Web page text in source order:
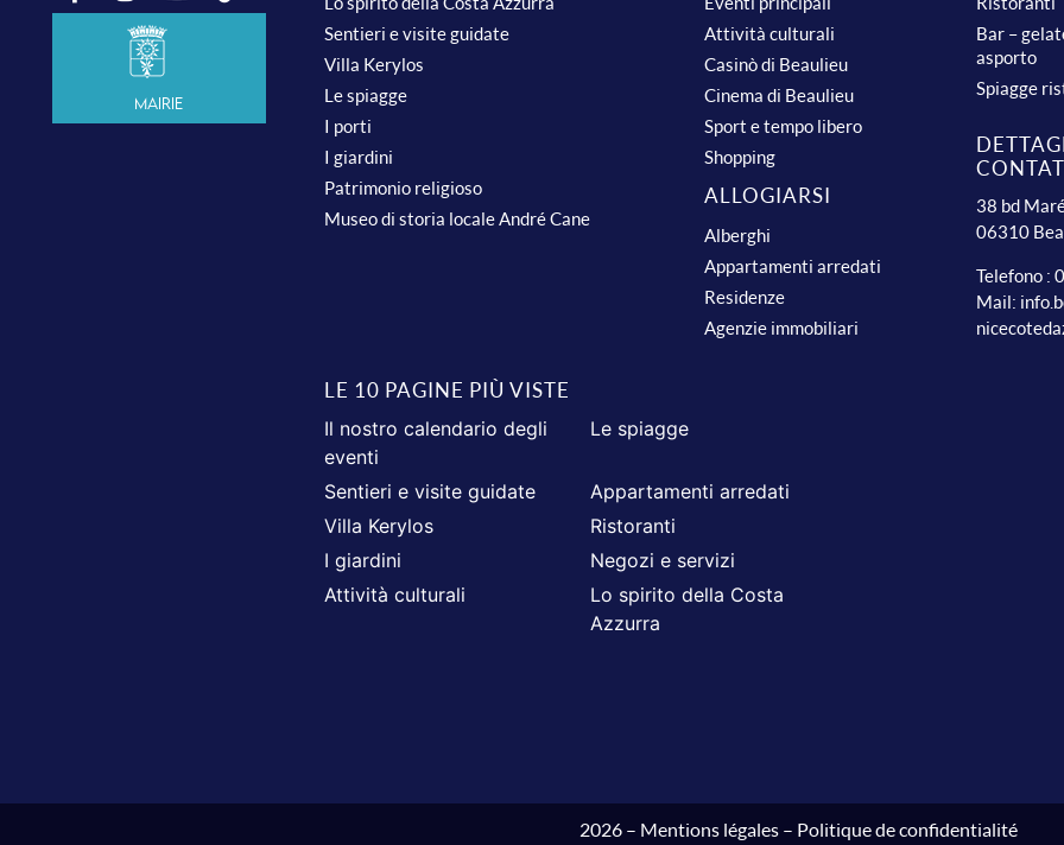
Mairie
Sentieri e visite guidate
Villa Kerylos
Le spiagge
I porti
I giardini
Patrimonio religioso
Museo di storia locale André Cane
Attività culturali
Casinò di Beaulieu
Cinema di Beaulieu
Sport e tempo libero
Shopping
ALLOGIARSI
Alberghi
Appartamenti arredati
Residenze
Agenzie immobiliari
Bar –
asporto
Spiagge
38 bd
06310
Telefono :
Mail:
LE 10 PAGINE PIÙ VISTE
Il nostro calendario degli
eventi
Le spiagge
Sentieri e visite guidate
Appartamenti arredati
Villa Kerylos
Ristoranti
I giardini
Negozi e servizi
Attività culturali
Lo spirito della Costa
Azzurra
2026 – Mentions légales– Politique de confidentialité